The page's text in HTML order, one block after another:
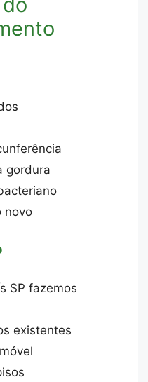
gordura
novo
SP fazemos
existentes